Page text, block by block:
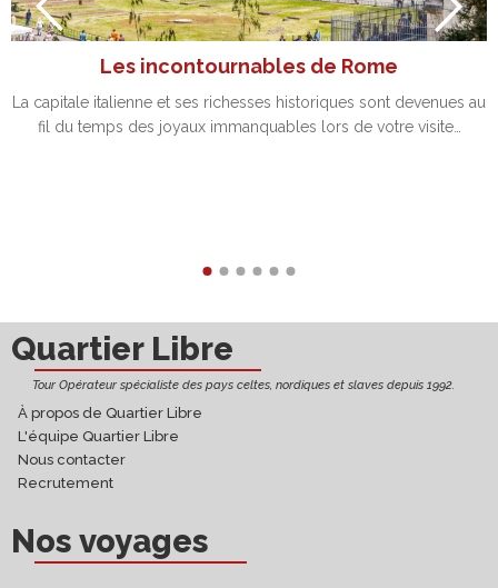
Les incontournables de Rome
La capitale italienne et ses richesses historiques sont devenues au
fil du temps des joyaux immanquables lors de votre visite…
Quartier Libre
Tour Opérateur spécialiste des pays celtes, nordiques et slaves depuis 1992.
À propos de Quartier Libre
L'équipe Quartier Libre
Nous contacter
Recrutement
Nos voyages